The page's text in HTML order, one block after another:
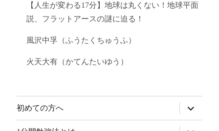
【人生が変わる17分】地球は丸くない！地球平面
説、フラットアースの謎に迫る！
風沢中孚（ふうたくちゅうふ）
火天大有（かてんたいゆう）
初めての方へ
ブ
メ
ニ